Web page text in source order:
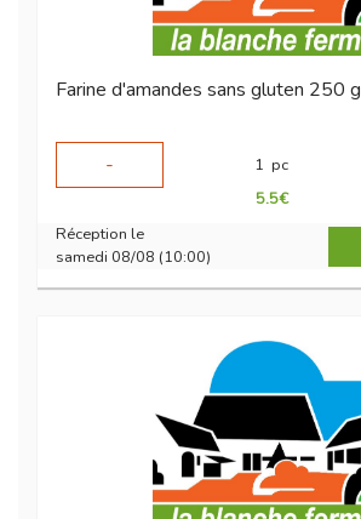
Farine d'amandes sans gluten 250 g
-
1 pc
5.5€
Réception le
samedi 08/08 (10:00)